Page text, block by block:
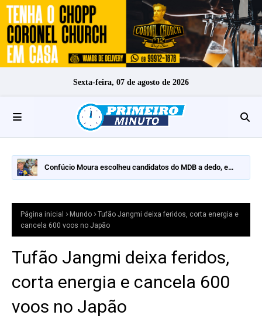
Sexta-feira, 07 de agosto de 2026
Confúcio Moura escolheu candidatos do MDB a dedo, e
Página inicial Mundo
Tufão Jangmi deixa feridos, corta energia e
cancela 600 voos no Japão
Tufão Jangmi deixa feridos,
corta energia e cancela 600
voos no Japão